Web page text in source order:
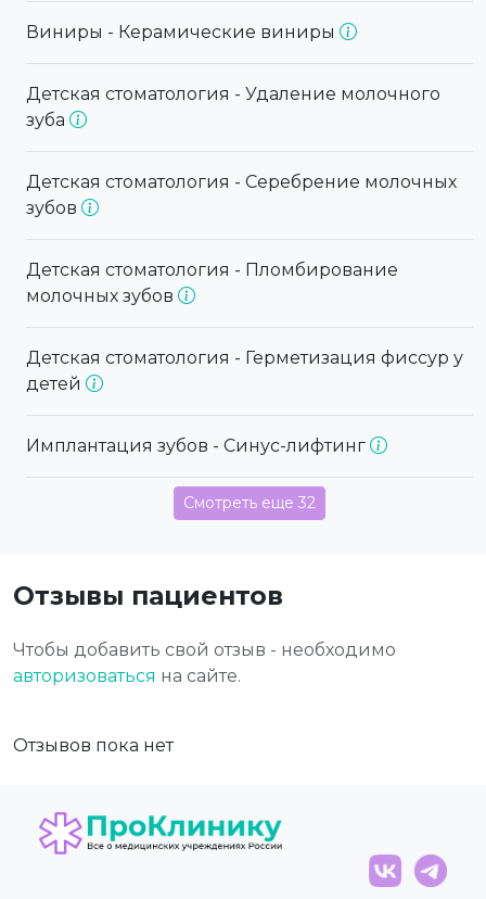
Виниры - Керамические виниры
Детская стоматология - Удаление молочного
зуба
Детская стоматология - Серебрение молочных
зубов
Детская стоматология - Пломбирование
молочных зубов
Детская стоматология - Герметизация фиссур у
детей
Имплантация зубов - Синус-лифтинг
Смотреть еще 32
Отзывы пациентов
Чтобы добавить свой отзыв - необходимо
авторизоваться на сайте.
Отзывов пока нет